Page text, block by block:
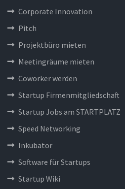
Corporate Innovation
Pitch
Projektbüro mieten
Meetingräume mieten
Coworker werden
Startup Firmenmitgliedschaft
Startup Jobs am STARTPLATZ
Speed Networking
Inkubator
Software für Startups
Startup Wiki